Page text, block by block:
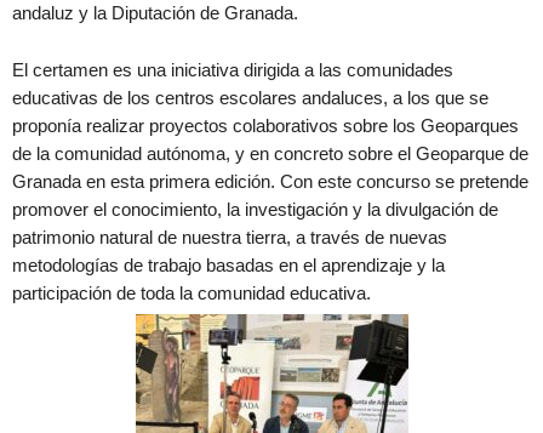
andaluz y la Diputación de Granada.
El certamen es una iniciativa dirigida a las comunidades
educativas de los centros escolares andaluces, a los que se
proponía realizar proyectos colaborativos sobre los Geoparques
de la comunidad autónoma, y en concreto sobre el Geoparque de
Granada en esta primera edición. Con este concurso se pretende
promover el conocimiento, la investigación y la divulgación de
patrimonio natural de nuestra tierra, a través de nuevas
metodologías de trabajo basadas en el aprendizaje y la
participación de toda la comunidad educativa.